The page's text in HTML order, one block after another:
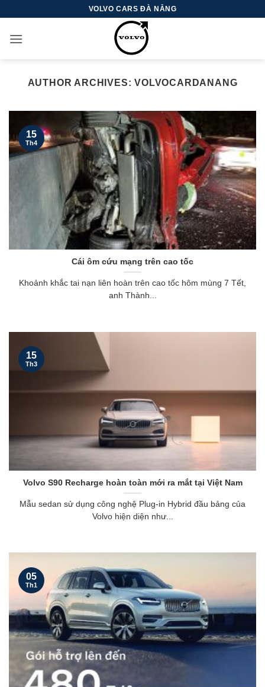
content
VOLVO CARS ĐÀ NẴNG
AUTHOR ARCHIVES:VOLVOCARDANANG
Cái ôm cứu mạng trên cao tốc
Khoảnh khắc tai nạn liên hoàn trên cao tốc hôm mùng 7 Tết,
anh Thành...
15
Th4
Volvo S90 Recharge hoàn toàn mới ra mắt tại Việt Nam
Mẫu sedan sử dụng công nghệ Plug-in Hybrid đầu bảng của
Volvo hiện diện như...
15
Th3
05
Th1